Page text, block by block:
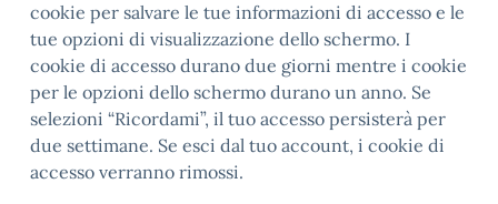
cookie per salvare le tue informazioni di accesso e le
tue opzioni di visualizzazione dello schermo. I
cookie di accesso durano due giorni mentre i cookie
per le opzioni dello schermo durano un anno. Se
selezioni “Ricordami”, il tuo accesso persisterà per
due settimane. Se esci dal tuo account, i cookie di
accesso verranno rimossi.